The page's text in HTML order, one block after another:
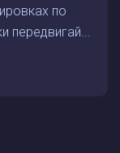
по
передвигай...